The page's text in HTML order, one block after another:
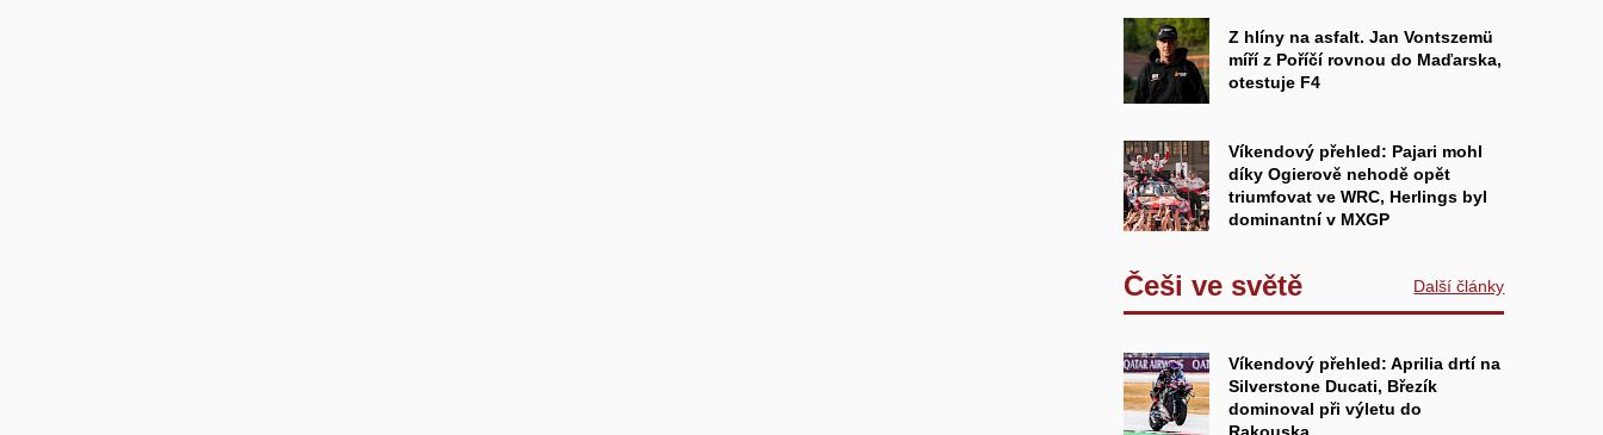
Z hlíny na asfalt. Jan Vontszemü
míří z Poříčí rovnou do Maďarska,
otestuje F4
Víkendový přehled: Pajari mohl
díky Ogierově nehodě opět
triumfovat ve WRC, Herlings byl
dominantní v MXGP
Češi ve světě Další články
Víkendový přehled: Aprilia drtí na
Silverstone Ducati, Březík
dominoval při výletu do